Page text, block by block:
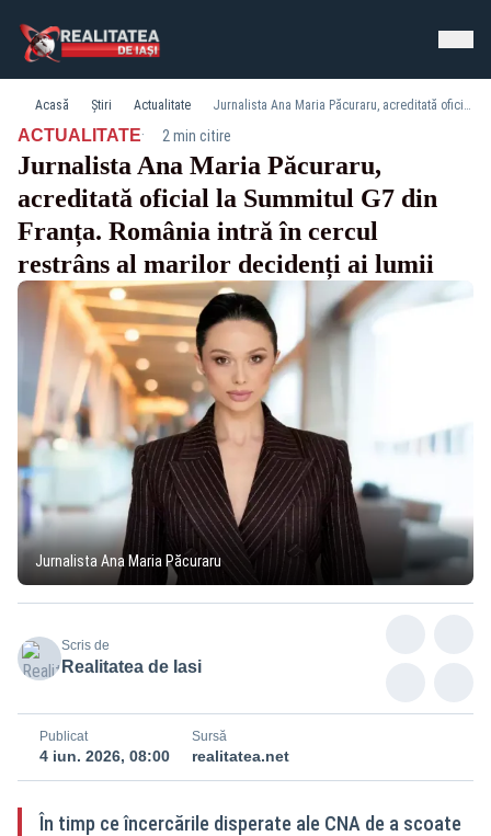
Acasă Știri Actualitate Jurnalista Ana Maria Păcuraru, acreditată oficial la Summitul G7 din Franța. România intră în cercul restrâns al marilor decidenți ai lumii
ACTUALITATE· 2 min citire
Jurnalista Ana Maria Păcuraru,
acreditată oficial la Summitul G7 din
Franța. România intră în cercul
restrâns al marilor decidenți ai lumii
Jurnalista Ana Maria Păcuraru
Scris de
Realitatea de Iasi
Publicat
4 iun. 2026, 08:00
Sursă
realitatea.net
În timp ce încercările disperate ale CNA de a scoate